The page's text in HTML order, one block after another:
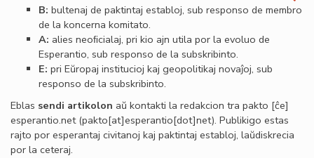
B: bultenaj de paktintaj establoj, sub responso de membro
de la koncerna komitato.
A: alies neoﬁcialaj, pri kio ajn utila por la evoluo de
Esperantio, sub responso de la subskribinto.
E: pri Eŭropaj institucioj kaj geopolitikaj novaĵoj, sub
responso de la subskribinto.
Eblas sendi artikolon aŭ kontakti la redakcion tra pakto [ĉe]
esperantio.net(pakto[at]esperantio[dot]net). Publikigo estas
rajto por esperantaj civitanoj kaj paktintaj establoj, laŭdiskrecia
por la ceteraj.